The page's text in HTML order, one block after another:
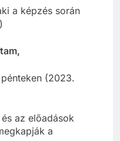
a képzés során
(2023.
és az előadások
a